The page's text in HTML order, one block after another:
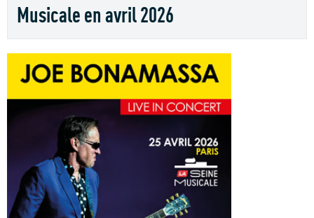
Musicale en avril 2026